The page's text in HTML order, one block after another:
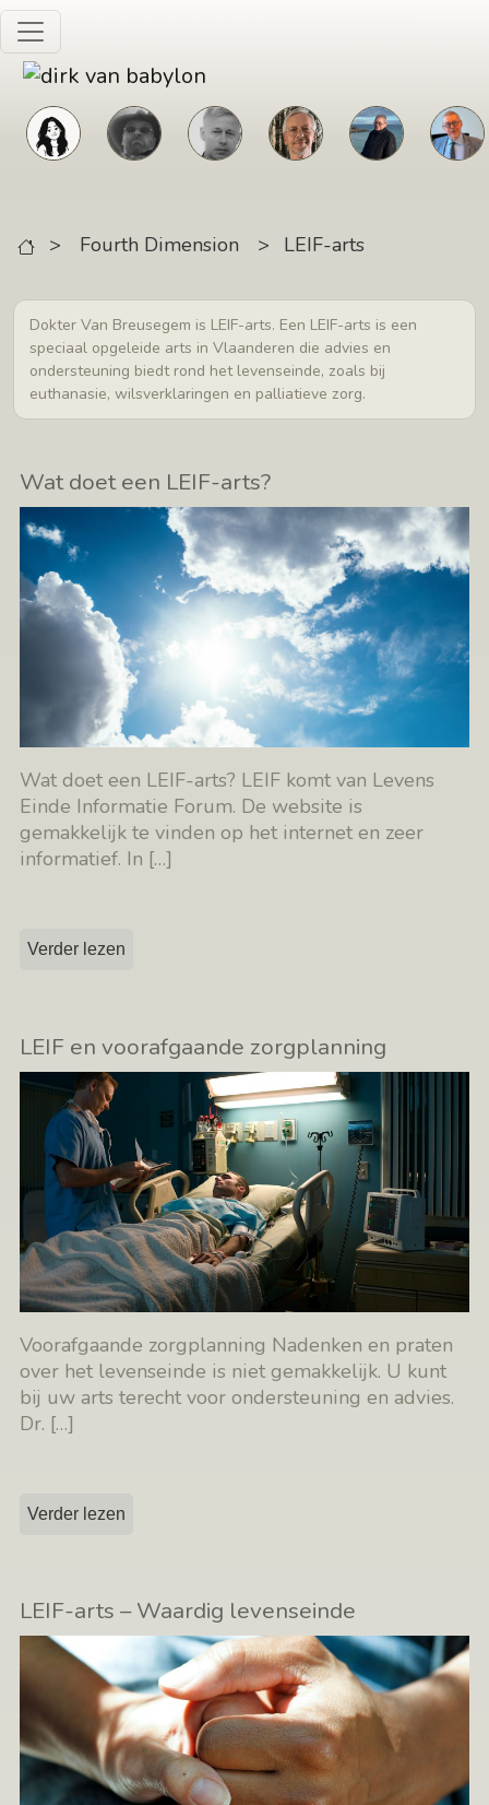
Skip to main content
> Fourth Dimension > LEIF-arts
Dokter Van Breusegem is LEIF-arts. Een LEIF-arts is een
speciaal opgeleide arts in Vlaanderen die advies en
ondersteuning biedt rond het levenseinde, zoals bij
euthanasie, wilsverklaringen en palliatieve zorg.
Wat doet een LEIF-arts?
Wat doet een LEIF-arts? LEIF komt van Levens
Einde Informatie Forum. De website is
gemakkelijk te vinden op het internet en zeer
informatief. In […]
Verder lezen
LEIF en voorafgaande zorgplanning
Voorafgaande zorgplanning Nadenken en praten
over het levenseinde is niet gemakkelijk. U kunt
bij uw arts terecht voor ondersteuning en advies.
Dr. […]
Verder lezen
LEIF-arts – Waardig levenseinde